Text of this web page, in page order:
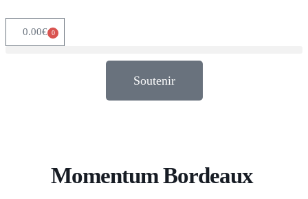
0.00€ 0
Soutenir
Momentum Bordeaux